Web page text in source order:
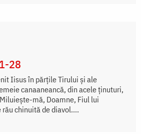
28
Iisus în părțile Tirului și ale
canaaneancă, din acele ținuturi,
mă, Doamne, Fiul lui
chinuită de diavol....